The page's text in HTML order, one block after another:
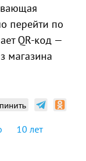
перейти по
QR-код —
магазина
10 лет